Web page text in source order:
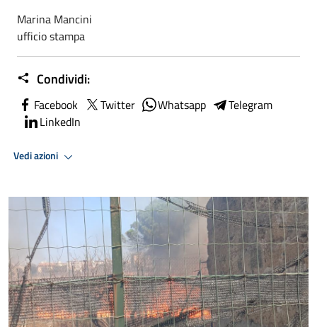
Marina Mancini
ufficio stampa
Condividi:
Facebook Twitter Whatsapp
Telegram
LinkedIn
Vedi azioni